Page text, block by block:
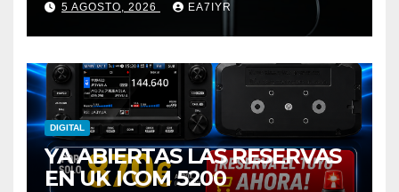
5 AGOSTO, 2026 EA7IYR
DIGITAL
YA ABIERTAS LAS RESERVAS
EN UK ICOM 5200